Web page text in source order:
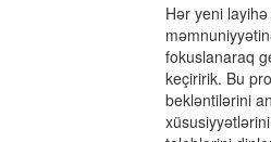
Hər yeni
fokuslanaraq
keçiririk. Bu
bekləntilərini